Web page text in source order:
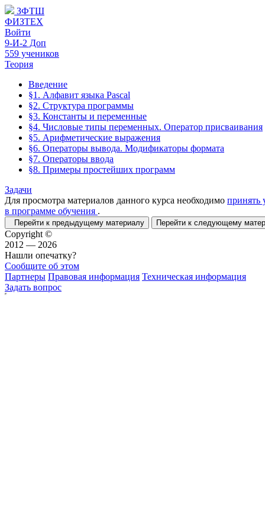
ЗФТШ
ФИЗТЕХ
Войти
9-И-2 Доп
559 учеников
Теория
Введение
§1. Алфавит языка Pascal
§2. Структура программы
§3. Константы и переменные
§4. Числовые типы переменных. Оператор присваивания
§5. Арифметические выражения
§6. Операторы вывода. Модификаторы формата
§7. Операторы ввода
§8. Примеры простейших программ
Задачи
Для просмотра материалов данного курса необходимо принять
в программе обучения .
Перейти к предыдущему материалу Перейти к следующему
Copyright ©
2012 — 2026
Нашли опечатку?
Сообщите об этом
Партнеры Правовая информация Техническая информация
Задать вопрос